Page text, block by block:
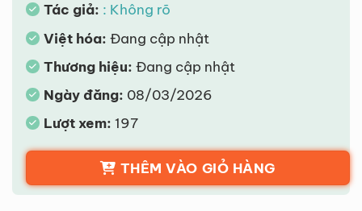
Tác giả: : Không rõ
Việt hóa: Đang cập nhật
Thương hiệu: Đang cập nhật
Ngày đăng: 08/03/2026
Lượt xem: 197
THÊM VÀO GIỎ HÀNG